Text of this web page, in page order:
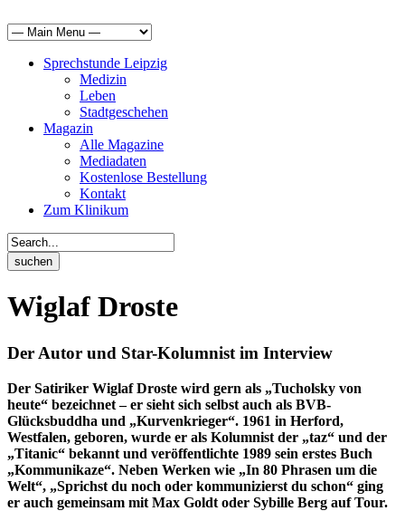
Sprechstunde Leipzig
Medizin
Leben
Stadtgeschehen
Magazin
Alle Magazine
Mediadaten
Kostenlose Bestellung
Kontakt
Zum Klinikum
Wiglaf Droste
Der Autor und Star-Kolumnist im Interview
Der Satiriker Wiglaf Droste wird gern als „Tucholsky von
heute“ bezeichnet – er sieht sich selbst auch als BVB-
Glücksbuddha und „Kurvenkrieger“. 1961 in Herford,
Westfalen, geboren, wurde er als Kolumnist der „taz“ und der
„Titanic“ bekannt und veröffentlichte 1989 sein erstes Buch
„Kommunikaze“. Neben Werken wie „In 80 Phrasen um die
Welt“, „Sprichst du noch oder kommunizierst du schon“ ging
er auch gemeinsam mit Max Goldt oder Sybille Berg auf Tour.